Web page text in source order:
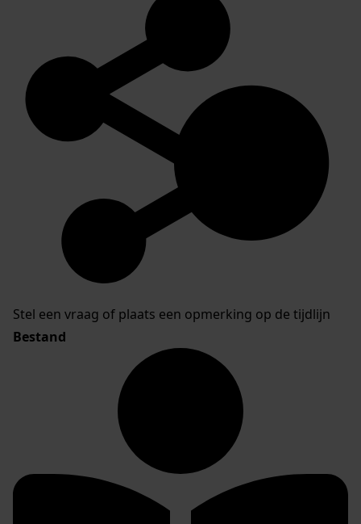
Stel een vraag of plaats een opmerking op de tijdlijn
Bestand